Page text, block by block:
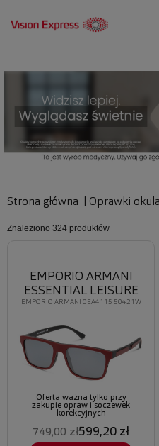
Strona główna Oprawki
Znaleziono 324 produktów
EMPORIO ARMANI 0EA4115 50421W
EMPORIO ARMANI
ESSENTIAL LEISURE
Oferta ważna tylko przy
zakupie opraw i soczewek
korekcyjnych
749,00 zł599,20 zł